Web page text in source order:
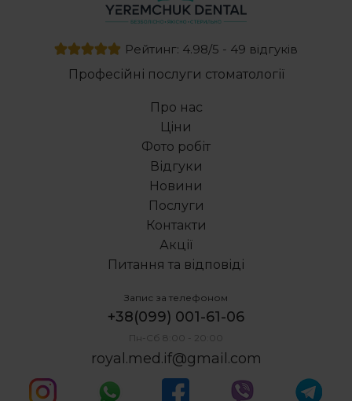
Рейтинг: 4.98/5 - 49 відгуків
Професійні послуги стоматології
Про нас
Ціни
Фото робіт
Відгуки
Новини
Послуги
Контакти
Акції
Питання та відповіді
Запис за телефоном
+38(099) 001-61-06
Пн-Сб 8:00 - 20:00
royal.med.if@gmail.com